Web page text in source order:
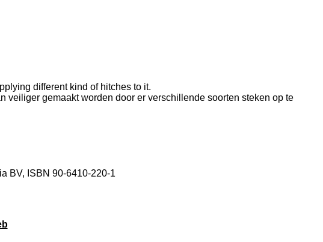
different kind of hitches to it.
veiliger gemaakt worden door er verschillende soorten steken op te
BV, ISBN 90-6410-220-1